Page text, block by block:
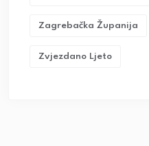
Zagrebačka Županija
Zvjezdano Ljeto